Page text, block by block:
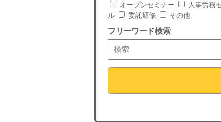
オープンセミナー
人事労務
ル
委託研修 その他
フリーワード検索